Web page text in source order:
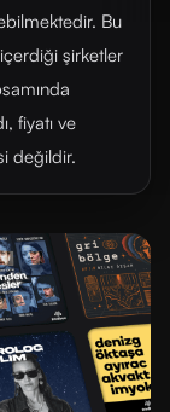
Bu
şirketler
fiyatı ve
değildir.